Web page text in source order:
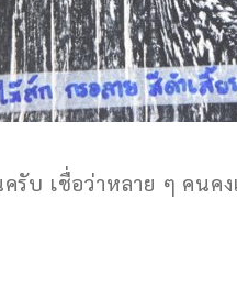
บ เชื่อว่าหลาย ๆ คนคง